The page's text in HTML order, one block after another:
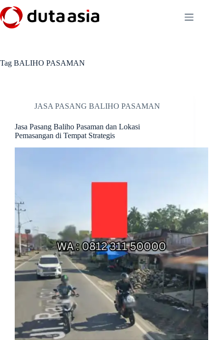
to
content
Tag BALIHO PASAMAN
JASA PASANG BALIHO PASAMAN
Jasa Pasang Baliho Pasaman dan Lokasi
Pemasangan di Tempat Strategis